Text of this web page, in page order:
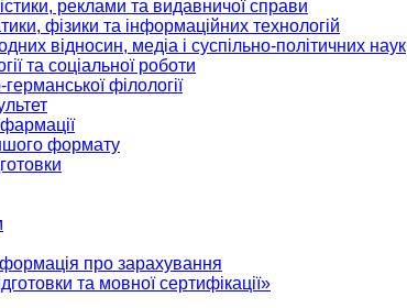
реклами та видавничої справи
фізики та інформаційних технологій
відносин, медіа і суспільно-політичних наук
та соціальної роботи
філології
фармації
формату
про зарахування
та мовної сертифікації»